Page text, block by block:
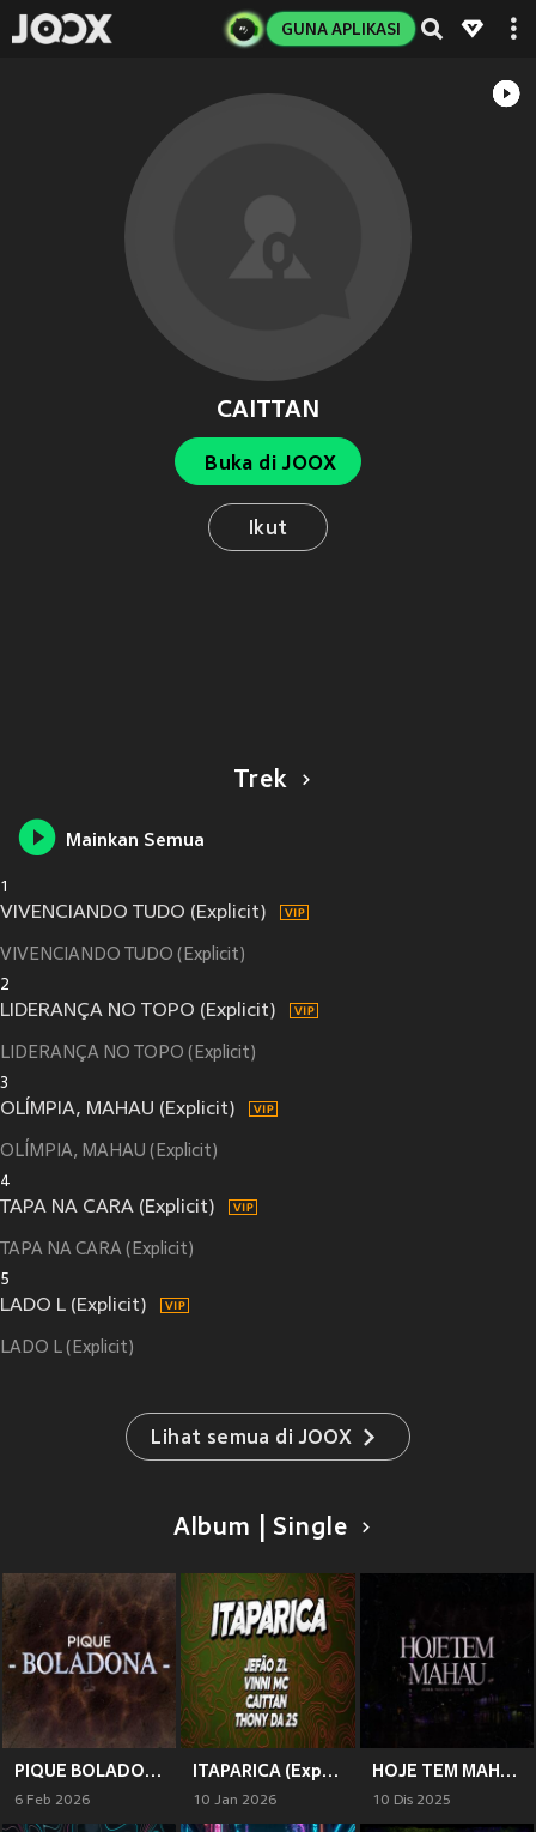
GUNA APLIKASI
CAITTAN
Buka di JOOX
Ikut
Trek
Mainkan Semua
1
VIVENCIANDO TUDO (Explicit)
VIVENCIANDO TUDO (Explicit)
2
LIDERANÇA NO TOPO (Explicit)
LIDERANÇA NO TOPO (Explicit)
3
OLÍMPIA, MAHAU (Explicit)
OLÍMPIA, MAHAU (Explicit)
4
TAPA NA CARA (Explicit)
TAPA NA CARA (Explicit)
5
LADO L (Explicit)
LADO L (Explicit)
Lihat semua di JOOX
Album | Single
PIQUE BOLADONA 1
6 Feb 2026
ITAPARICA (Explicit)
10 Jan 2026
HOJE TEM MAHAU (Explicit)
10 Dis 2025